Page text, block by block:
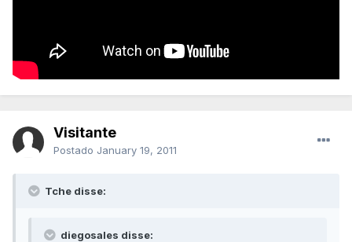
Visitante
Postado January 19, 2011
Tche disse:
diegosales disse: